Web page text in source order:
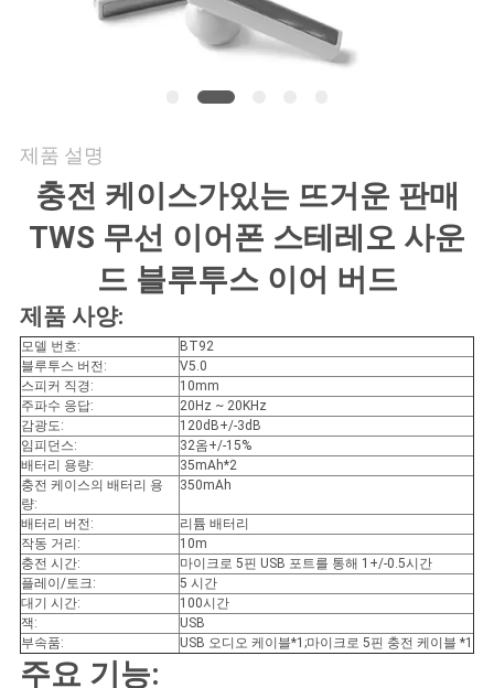
요
구
세
요
사
이
트
맵
PRIVACY
POLICY
제품 설명
충전 케이스가있는 뜨거운 판매
TWS 무선 이어폰 스테레오 사운
드 블루투스 이어 버드
제품 사양:
모델 번호:
BT92
블루투스 버전:
V5.0
스피커 직경:
10mm
주파수 응답:
20Hz ~ 20KHz
감광도:
120dB+/-3dB
임피던스:
32옴+/-15%
배터리 용량:
35mAh*2
충전 케이스의 배터리 용
량:
350mAh
배터리 버전:
리튬 배터리
작동 거리:
10m
충전 시간:
마이크로 5핀 USB 포트를 통해 1+/-0.5시간
플레이/토크:
5 시간
대기 시간:
100시간
잭:
USB
부속품:
USB 오디오 케이블*1;마이크로 5핀 충전 케이블 *1
주요 기능: